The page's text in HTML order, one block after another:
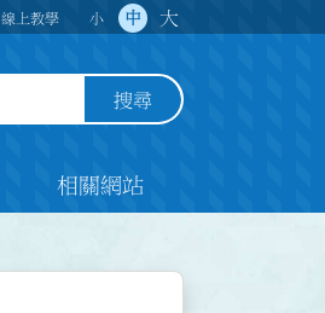
線上教學 小 中 大
搜尋
相關網站